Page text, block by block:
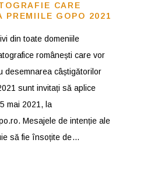
CARE
PREMIILE GOPO 2021
din toate domeniile
românești care vor
desemnarea câștigătorilor
sunt invitați să aplice
mai 2021, la
Mesajele de intenție ale
să fie însoțite de